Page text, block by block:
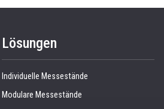
Lösungen
Individuelle Messestände
Modulare Messestände